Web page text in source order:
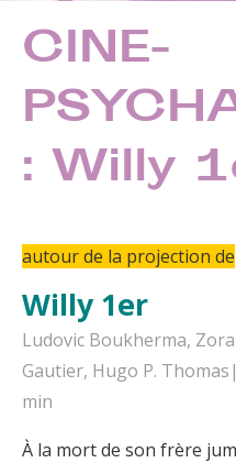
CINE-
: Willy
autour de la projection de
Willy 1er
Ludovic Boukherma,
Gautier, Hugo P.
min
À la mort de son frère